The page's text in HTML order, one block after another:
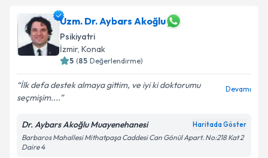
Uzm. Dr. Aybars Akoğlu
Psikiyatri
İzmir, Konak
5 (85 Değerlendirme)
İlk defa destek almaya gittim, ve iyi ki doktorumu
seçmişim....
Devamı
Dr. Aybars Akoğlu Muayenehanesi Haritada Göster
Barbaros Mahallesi Mithatpaşa Caddesi Can Gönül Apart. No:218 Kat 2
Daire 4